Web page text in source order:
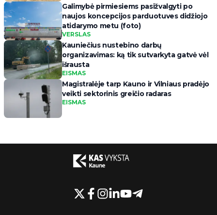
Galimybė pirmiesiems pasižvalgyti po
naujos koncepcijos parduotuves didžiojo
atidarymo metu (foto)
VERSLAS
Kauniečius nustebino darbų
organizavimas: ką tik sutvarkyta gatvė vėl
išrausta
EISMAS
Magistralėje tarp Kauno ir Vilniaus pradėjo
veikti sektorinis greičio radaras
EISMAS